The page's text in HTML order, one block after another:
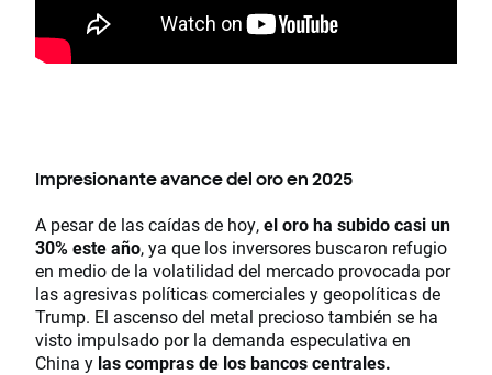
Impresionante avance del oro en 2025
A pesar de las caídas de hoy,el oro ha subido casi un
30% este año, ya que los inversores buscaron refugio
en medio de la volatilidad del mercado provocada por
las agresivas políticas comerciales y geopolíticas de
Trump. El ascenso del metal precioso también se ha
visto impulsado por la demanda especulativa en
China y las compras de los bancos centrales.